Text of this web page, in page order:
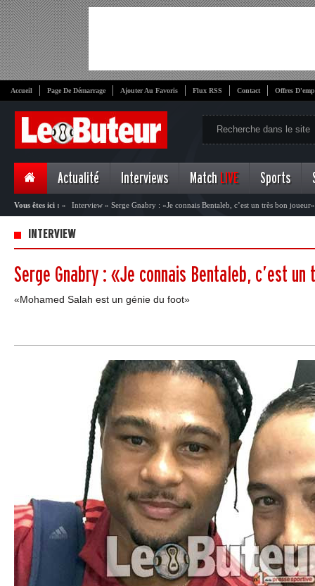
Accueil Page De Démarrage Ajouter Au Favoris Flux RSS Contact Offres
Actualité Interviews Match LIVE Sports
Vous êtes ici : » Interview » Serge Gnabry : «Je connais Bentaleb, c’est un très bon joueur»
INTERVIEW
Serge Gnabry : «Je connais Bentaleb, c’est
«Mohamed Salah est un génie du foot»